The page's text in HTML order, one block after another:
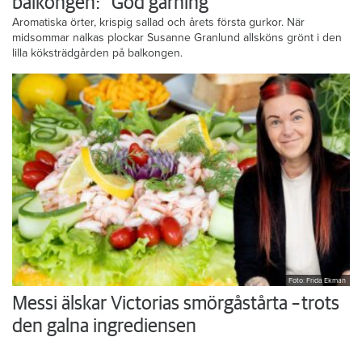
Aromatiska örter, krispig sallad och årets första gurkor. När
midsommar nalkas plockar Susanne Granlund allsköns grönt i den
lilla köksträdgården på balkongen.
Foto: Frida Ekman
Messi älskar Victorias smörgåstårta – trots
den galna ingrediensen